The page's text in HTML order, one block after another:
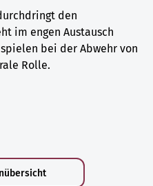
den
im engen Austausch
bei der Abwehr von
Rolle.